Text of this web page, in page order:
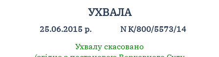
УХВАЛА
25.06.2015 р.
N К/800/5573/14
Ухвалу скасовано